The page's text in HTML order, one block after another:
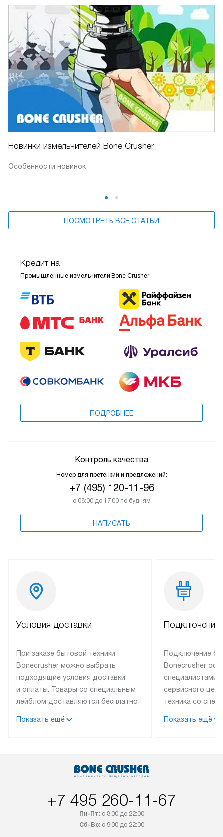
Новинки измельчителей Bone Crusher
Особенности новинок
ПОСМОТРЕТЬ ВСЕ СТАТЬИ
Кредит на
Промышленные измельчители Bone Crusher
ПОДРОБНЕЕ
Контроль качества
Номер для претензий и предложений:
+7 (495) 120-11-96
с 08:00 до 17:00 по будням
НАПИСАТЬ
Условия доставки
При заказе бытовой техники
Bonecrusher можно выбрать
подходящие условия доставки
и оплаты. Товары со специальным
лейблом доставляются бесплатно
до подъезда, выезд за МКАД
в течение трех дней. После 100%
бесплатно доставляет заказ
транспортной компании в городе
Показать ещё
Подключение
Подключение
Bonecrusher
специалистами
сервисного
техника со
на готовые
и канализации в
Показать ещё
+7 495 260-11-67
Пн-Пт:с 8:00 до 22:00
Сб-Вс:с 9:00 до 22:00